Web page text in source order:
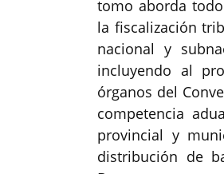
tomo aborda
la fiscalización
nacional y
incluyendo al
órganos del
competencia
provincial y
distribución de